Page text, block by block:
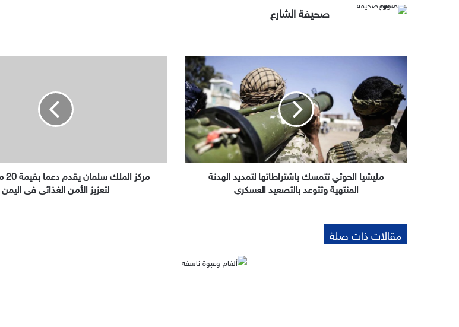
صحيفة الشارع
مليشيا
تتمسك
باشتراطاتها
لتمديد
الهدنة
المنتهية
وتتوعد
بالتصعيد
العسكريمليشيا الحوثي تتمسك باشتراطاتها لتمديد الهدنة
المنتهية وتتوعد بالتصعيد العسكري
دولار
لتعزيز الأمن الغذائي في اليمن
مقالات ذات صلة